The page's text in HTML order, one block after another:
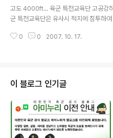
고도 4000ft... 육군 특전교육단 고공강
군 특전교육단은 유사시 적지에 침투하
전요원의 작전을 보장하기 위해 무기체계
장을 찾았다. 서울근교, 한 고수부지에 도
이 헬기가 오기를 기다리며 마지막 지상
다. 수십 번의 밀리터리 전술강하
ump)를 마친 교육생들이지만 고도
서 실시되는 고공 강하였기 때문에 긴장
게 ..
0 0 2007. 10. 17.
이 블로그 인기글